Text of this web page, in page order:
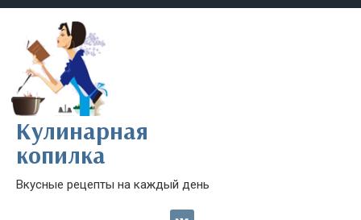
Кулинарная
копилка
Вкусные рецепты на каждый день